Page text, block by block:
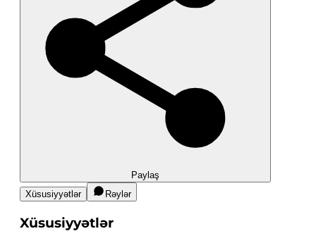
Paylaş
Xüsusiyyətlər
Rəylər
Xüsusiyyətlər